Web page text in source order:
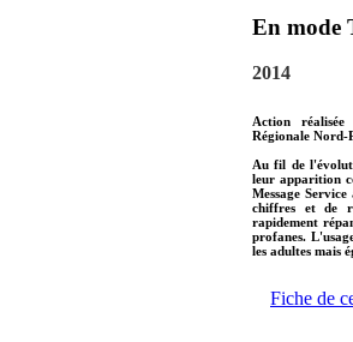
En mode
2014
Action
Régionale Nord-
Au fil de
leur apparition
Message
chiffres et de
rapidement
profanes.
les adultes mais
Fiche de